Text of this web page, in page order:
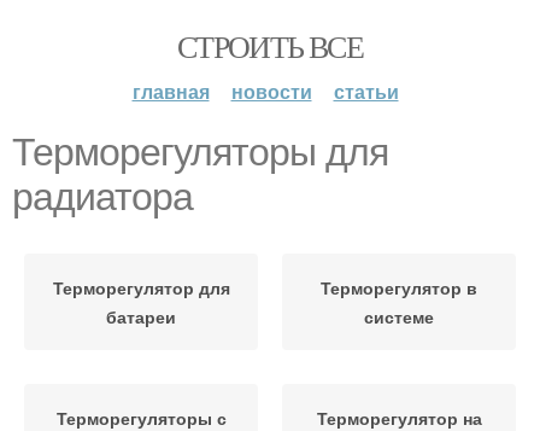
СТРОИТЬ ВСЕ
главная новости статьи
Терморегуляторы для
радиатора
Терморегулятор для
батареи
Терморегулятор в
системе
Терморегуляторы с
Терморегулятор на